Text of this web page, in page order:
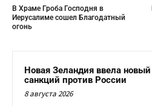
В Храме Гроба Господня в
Иерусалиме сошел Благодатный
огонь
Новая Зеландия ввела
санкций против России
8 августа 2026